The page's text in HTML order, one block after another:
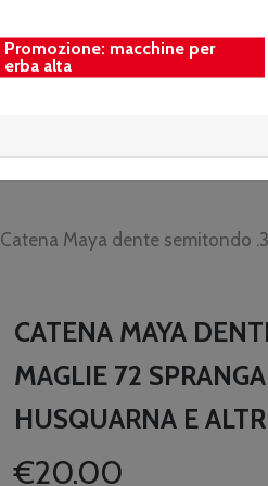
Promozione: macchine per
erba alta
Catena Maya dente semitondo
CATENA MAYA
MAGLIE 72
HUSQUARNA E
€20.00